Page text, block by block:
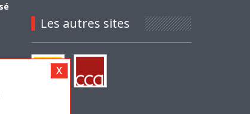
Les autres sites